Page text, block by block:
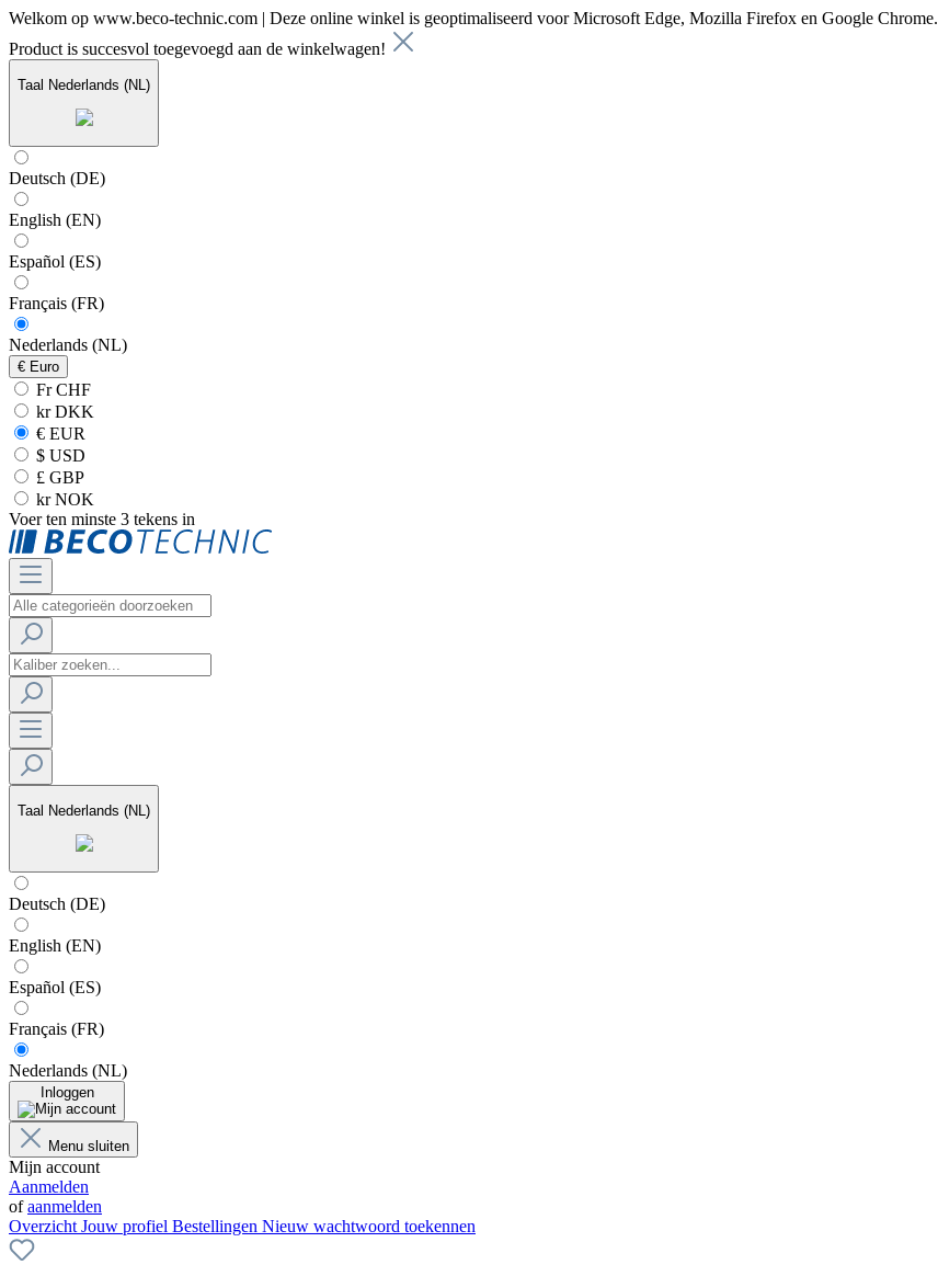
Welkom op www.beco-technic.com | Deze online winkel is geoptimaliseerd voor Microsoft Edge, Mozilla Firefox en Google Chrome.
Product is succesvol toegevoegd aan de winkelwagen!
Taal Nederlands (NL)
Deutsch (DE)
English (EN)
Español (ES)
Français (FR)
Nederlands (NL)
€ Euro
Fr CHF
kr DKK
€ EUR
$ USD
£ GBP
kr NOK
Voer ten minste 3 tekens in
Taal Nederlands (NL)
Deutsch (DE)
English (EN)
Español (ES)
Français (FR)
Nederlands (NL)
Inloggen
Menu sluiten
Mijn account
Aanmelden
ofaanmelden
Overzicht Jouw profiel Bestellingen Nieuw wachtwoord toekennen